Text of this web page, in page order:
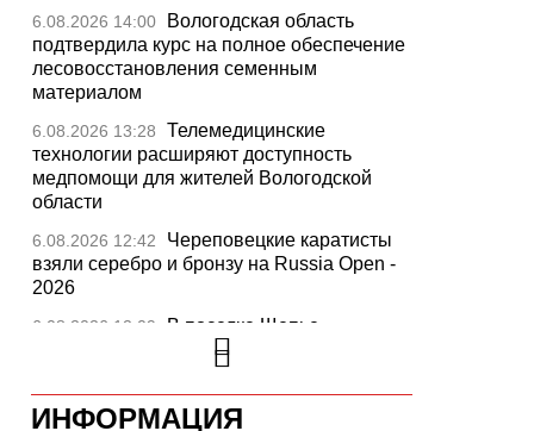
6.08.2026 14:00
Вологодская область
подтвердила курс на полное обеспечение
лесовосстановления семенным
материалом
6.08.2026 13:28
Телемедицинские
технологии расширяют доступность
медпомощи для жителей Вологодской
области
6.08.2026 12:42
Череповецкие каратисты
взяли серебро и бронзу на Russia Open -
2026
6.08.2026 12:09
В поселке Щепье
Бабаевского округа открыли
отремонтированный мост
6.08.2026 11:44 Вологодская шахматистка
ИНФОРМАЦИЯ